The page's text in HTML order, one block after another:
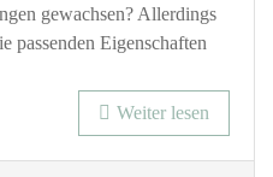
gewachsen? Allerdings
passenden Eigenschaften
Weiter lesen